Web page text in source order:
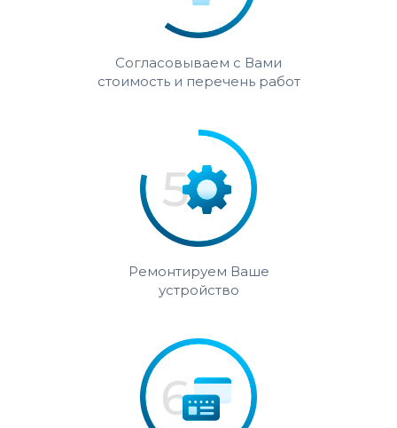
Согласовываем с Вами
стоимость и перечень работ
Ремонтируем Ваше
устройство